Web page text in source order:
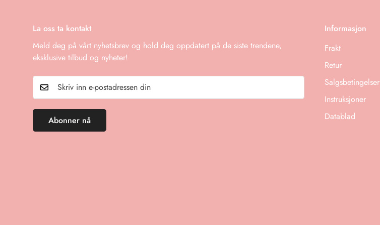
La oss ta kontakt
Meld deg på vårt nyhetsbrev og hold deg oppdatert på de siste trendene,
eksklusive tilbud og nyheter!
Abonner nå
Informasjon
Frakt
Retur
Salgsbetingelser
Instruksjoner
Datablad